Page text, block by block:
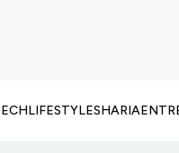
LIFESTYLESHARIA